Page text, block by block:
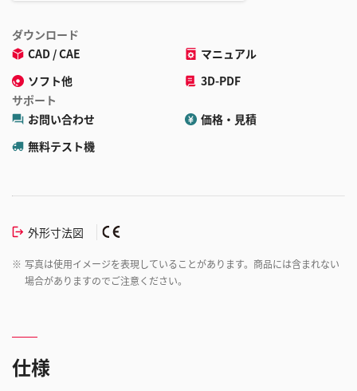
ダウンロード
CAD / CAE
マニュアル
ソフト他
3D-PDF
サポート
お問い合わせ
価格・見積
無料テスト機
外形寸法図
※ 写真は使用イメージを表現していることがあります。商品には含まれない
場合がありますのでご注意ください。
仕様